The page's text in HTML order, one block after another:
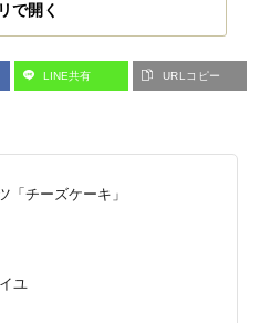
で開く
LINE共有 URLコピー
「チーズケーキ」
ユ